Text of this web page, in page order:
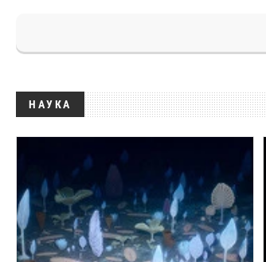
НАУКА